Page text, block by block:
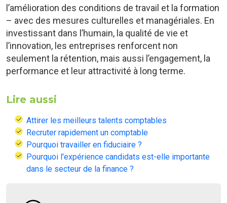
l’amélioration des conditions de travail et la formation
– avec des mesures culturelles et managériales. En
investissant dans l’humain, la qualité de vie et
l’innovation, les entreprises renforcent non
seulement la rétention, mais aussi l’engagement, la
performance et leur attractivité à long terme.
Lire aussi
Attirer les meilleurs talents comptables
Recruter rapidement un comptable
Pourquoi travailler en fiduciaire ?
Pourquoi l'expérience candidats est-elle importante
dans le secteur de la finance ?